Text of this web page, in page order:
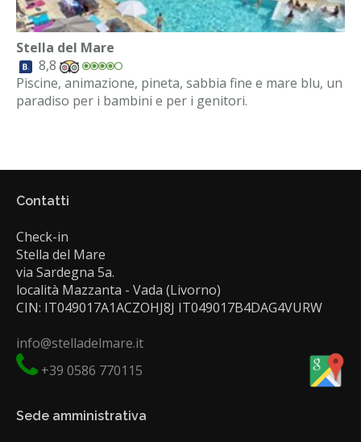
Stella del Mare
8,8
Piscine, animazione, pineta, sabbia fine e mare blu, un
paradiso per i bambini e per i genitori.
Contatti
Check-in
Stella del Mare
via Sardegna 5a.
località Mazzanta - Vada (Livorno)
CIN: IT049017A1ACZOHJ8J IT049017B4DAG4VURW
info@stelladelmare.it
+39 0586 770115
Sede amministrativa